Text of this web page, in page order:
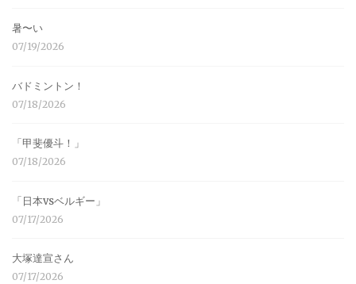
暑〜い
07/19/2026
バドミントン！
07/18/2026
「甲斐優斗！」
07/18/2026
「日本vsベルギー」
07/17/2026
大塚達宣さん
07/17/2026